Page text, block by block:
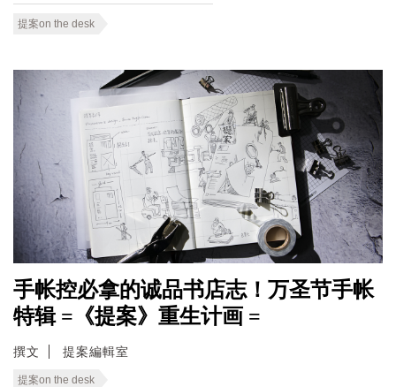
提案on the desk
手帐控必拿的诚品书店志！万圣节手帐
特辑 =《提案》重生计画 =
撰文 提案編輯室
提案on the desk